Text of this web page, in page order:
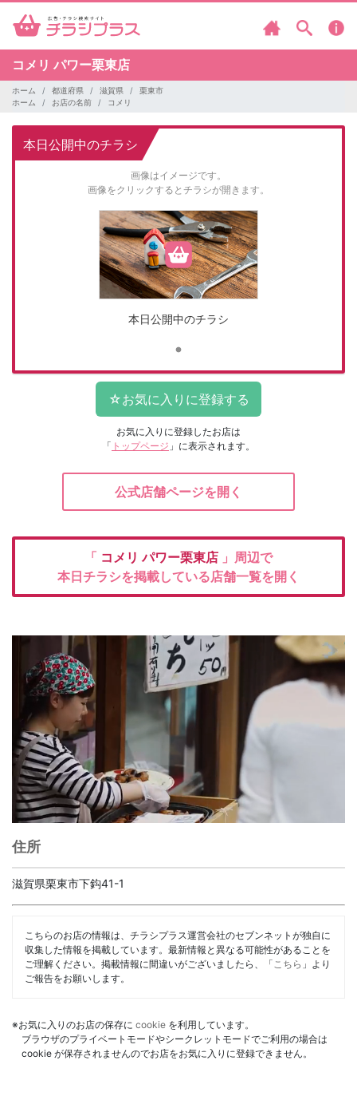
コメリ パワー栗東店
ホーム 都道府県 滋賀県
栗東市
ホーム
お店の名前 コメリ
本日公開中のチラシ
画像はイメージです。
画像をクリックするとチラシが開きます。
本日公開中のチラシ
お気に入りに登録したお店は
「 トップページ 」に表示されます。
公式店舗ページを開く
「 コメリパワー栗東店 」周辺で
本日チラシを掲載している店舗一覧を開く
住所
滋賀県栗東市下鈎41-1
こちらのお店の情報は、チラシプラス運営会社のセブンネットが独自に
収集した情報を掲載しています。最新情報と異なる可能性があることを
ご理解ください。掲載情報に間違いがございましたら、「 こちら 」より
ご報告をお願いします。
※お気に入りのお店の保存に cookie を利用しています。
ブラウザのプライベートモードやシークレットモードでご利用の場合は
cookie が保存されませんのでお店をお気に入りに登録できません。